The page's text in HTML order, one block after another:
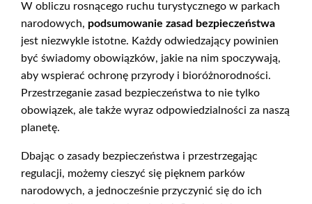
W obliczu rosnącego ruchu turystycznego w parkach
narodowych, podsumowanie zasad bezpieczeństwa
jest niezwykle istotne. Każdy odwiedzający powinien
być świadomy obowiązków, jakie na nim spoczywają,
aby wspierać ochronę przyrody i bioróżnorodności.
Przestrzeganie zasad bezpieczeństwa to nie tylko
obowiązek, ale także wyraz odpowiedzialności za naszą
planetę.
Dbając o zasady bezpieczeństwa i przestrzegając
regulacji, możemy cieszyć się pięknem parków
narodowych, a jednocześnie przyczynić się do ich